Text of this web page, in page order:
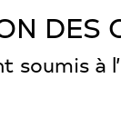
DES
soumis